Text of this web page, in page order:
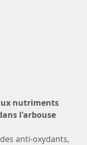
nutriments
l'arbouse
anti-oxydants,